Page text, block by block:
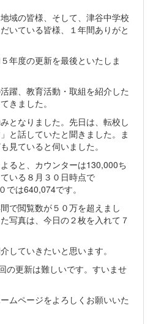
域の皆様、そして、津谷中学校
いている皆様、１年間ありがと
年度の更新を最後といたしま
躍、教育活動・取組を紹介した
きました。
となりました。先日は、転校し
と話していたと聞きました。ま
見ていると伺いました。
ると、カウンターは130,000ち
いる８月３０日時点で
では640,074です。
で閲覧数が５０万を超えまし
写真は、今日の２枚を入れて７
していきたいと思います。
の更新は難しいです。すいませ
ムページをよろしくお願いいた